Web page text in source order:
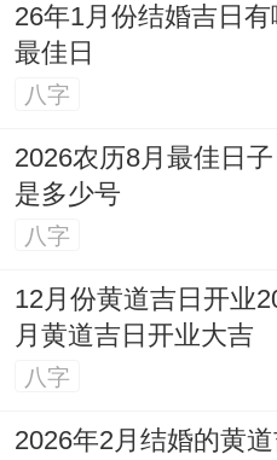
26年1月份结婚吉日
最佳日
八字
2026农历8月最佳日
是多少号
八字
12月份黄道吉日开业
月黄道吉日开业大吉
八字
2026年2月结婚的黄